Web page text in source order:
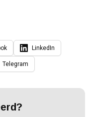
LinkedIn
Telegram